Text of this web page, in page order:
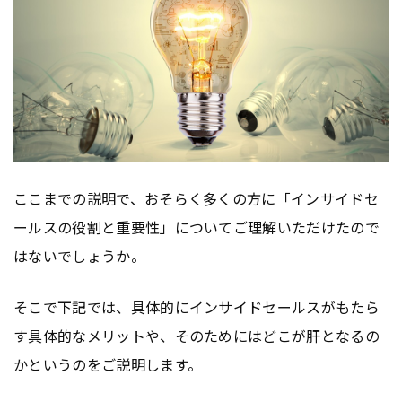
ここまでの説明で、おそらく多くの方に「インサイドセ
ールスの役割と重要性」についてご理解いただけたので
はないでしょうか。
そこで下記では、具体的にインサイドセールスがもたら
す具体的なメリットや、そのためにはどこが肝となるの
かというのをご説明します。